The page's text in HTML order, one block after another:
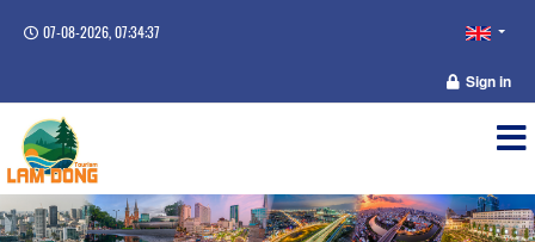
07-08-2026, 07:34:37
Sign in